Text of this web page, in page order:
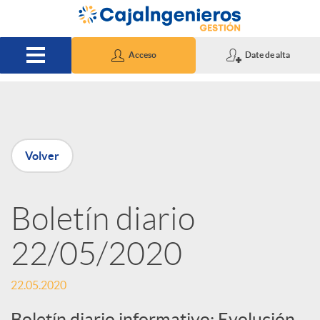
Saltar al contenido principal
Acceso Date de alta
P
u
b
l
Volver
Boletín diario
22/05/2020
22.05.2020